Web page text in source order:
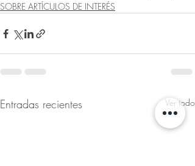
SOBRE ARTÍCULOS DE INTERÉS
Entradas recientes Ver todo